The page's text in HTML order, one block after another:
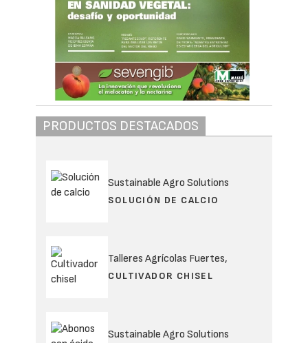
PRODUCTOS DESTACADOS
Sustainable Agro Solutions
SOLUCIÓN DE CALCIO
Talleres Agrícolas Fuertes,
CULTIVADOR CHISEL
Sustainable Agro Solutions